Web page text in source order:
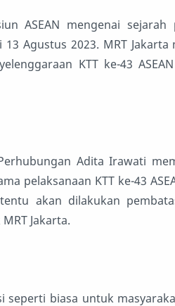
ASEAN mengenai sejarah
Agustus 2023. MRT
KTT ke-43
Adita Irawati
pelaksanaan KTT ke-43
akan dilakukan
Jakarta.
seperti biasa untuk